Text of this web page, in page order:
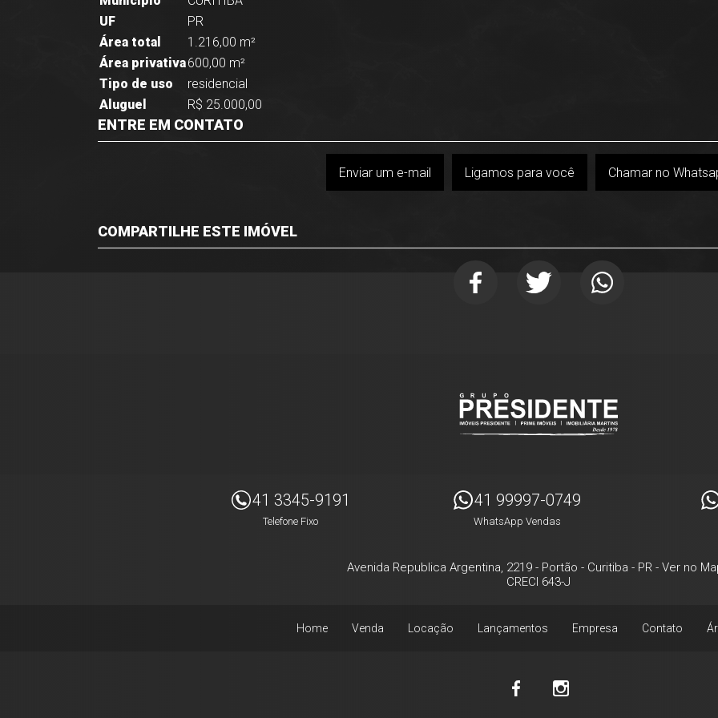
UF
PR
Área total
1.216,00 m²
Área privativa600,00 m²
Tipo de uso
residencial
Aluguel
R$ 25.000,00
ENTRE EM CONTATO
Enviar um e-mail Ligamos para você Chamar no
COMPARTILHE ESTE IMÓVEL
41 3345-9191
Telefone Fixo
41 99997-0749
WhatsApp Vendas
Avenida Republica Argentina, 2219 - Portão - Curitiba - PR - Ver no
CRECI 643-J
Home Venda Locação Lançamentos Empresa Contato